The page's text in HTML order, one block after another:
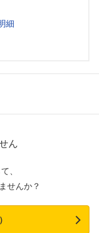
細
ん
、
せんか？